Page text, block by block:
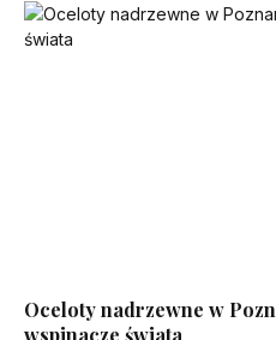
Oceloty nadrzewne w
wspinacze świata